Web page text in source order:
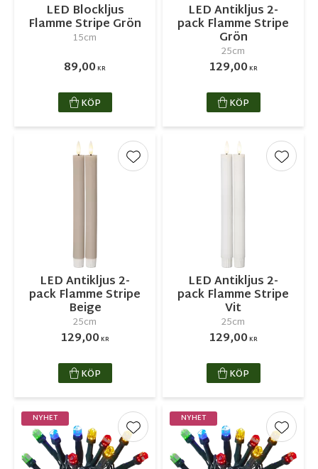
LED Blockljus
Flamme Stripe Grön
15cm
89,00KR
KÖP
LED Antikljus 2-
pack Flamme Stripe
Grön
25cm
129,00KR
KÖP
LED Antikljus 2-
pack Flamme Stripe
Beige
25cm
129,00KR
Lägg till i favoriter
KÖP
LED Antikljus 2-
pack Flamme Stripe
Vit
25cm
129,00KR
Lägg
KÖP
NYHET
Lägg till i favoriter
NYHET
Lägg